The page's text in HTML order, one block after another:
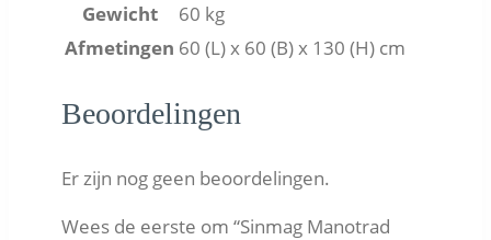
Gewicht
60 kg
Afmetingen 60 (L) x 60 (B) x 130 (H) cm
Beoordelingen
Er zijn nog geen beoordelingen.
Wees de eerste om “Sinmag Manotrad